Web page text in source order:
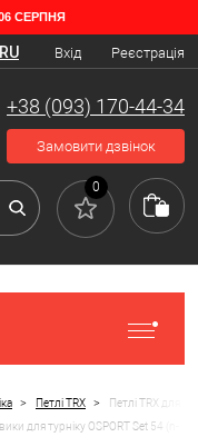
СЕРПНЯ
Вхід Реєстрація
RU
+38 (093) 170-44-34
Замовити дзвінок
0
> Петлі TRX >
Петлі TRX для
для турніку OSPORT Set 54 (n-